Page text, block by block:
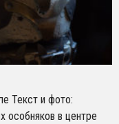
Текст и фото:
особняков в центре